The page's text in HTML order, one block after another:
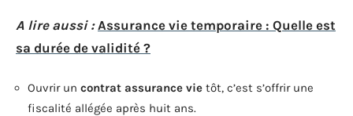
A lire aussi : Assurance vie temporaire : Quelle est
sa durée de validité ?
Ouvrir un contrat assurance vie tôt, c’est s’offrir une
fiscalité allégée après huit ans.